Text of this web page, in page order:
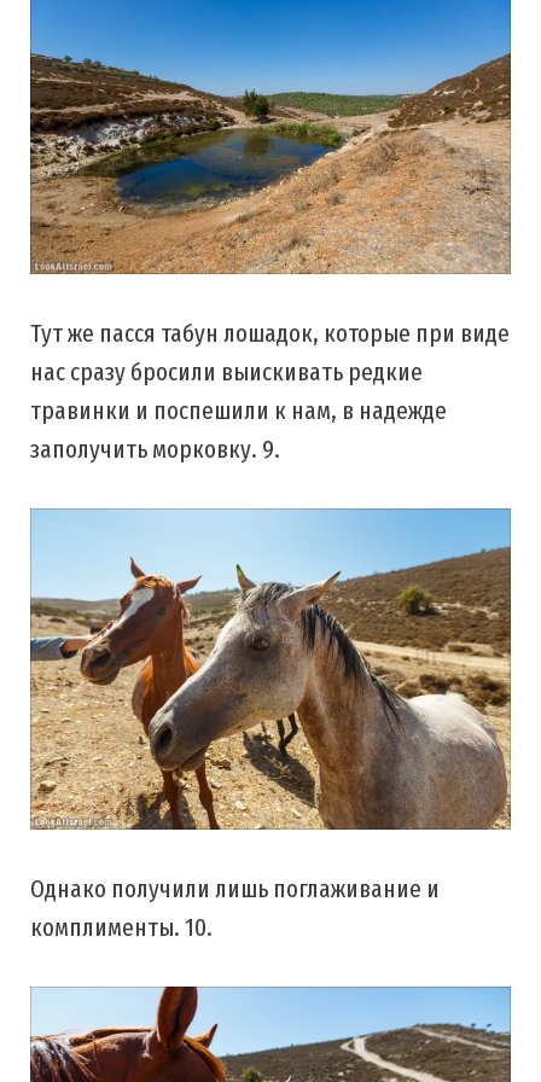
Тут же пасся табун лошадок, которые при виде
нас сразу бросили выискивать редкие
травинки и поспешили к нам, в надежде
заполучить морковку. 9.
Однако получили лишь поглаживание и
комплименты. 10.